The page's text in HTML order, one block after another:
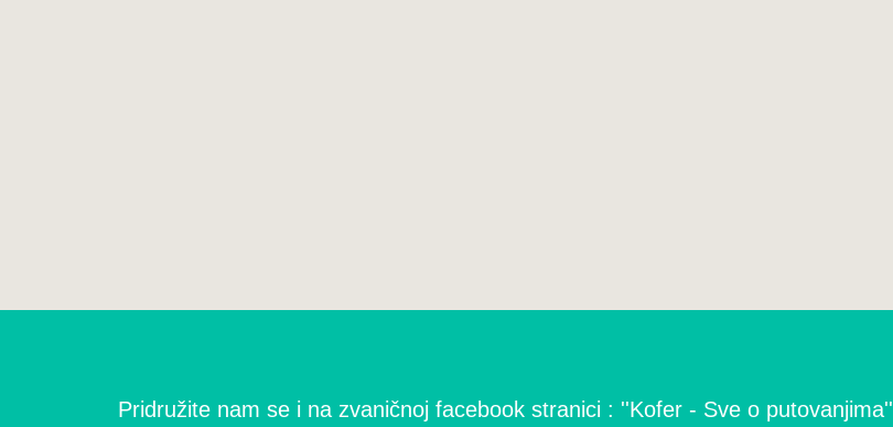
Pridružite nam se i na zvaničnoj facebook stranici : ''Kofer - Sve o putovanjima''